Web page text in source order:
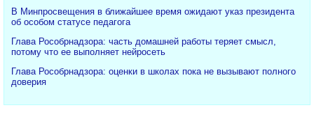
В Минпросвещения в ближайшее время ожидают указ президента
об особом статусе педагога
Глава Рособрнадзора: часть домашней работы теряет смысл,
потому что ее выполняет нейросеть
Глава Рособрнадзора: оценки в школах пока не вызывают полного
доверия